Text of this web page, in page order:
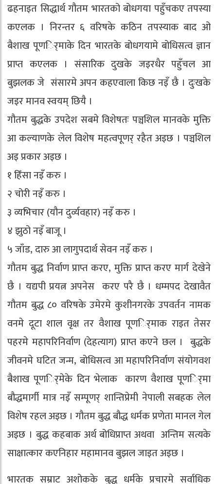
ढहनाइत सिद्धार्थ गौतम भारतको बोधगया पहुँचकए तपस्या
कएलक । निरन्तर ६ वरिषके कठिन तपस्याक बाद ओ
बैशाख पूणर्िमाके दिन भारतके बोधगयामे बोधिसत्व ज्ञान
प्राप्त कएलक । संसारिक दुखके जइरधैर पहुँचल आ
बुझलक जे संसारमे अपन कहएवाला किछ नइँ छै । दुःखके
जइर मानव स्वयम् छियै ।
गौतम बुद्धके उपदेश सबमे विशेषतः पञ्चशिल मानवके मुक्ति
आ कल्याणके लेल विशेष महत्वपूणर् रहैत अइछ । पञ्चशिल
अइ प्रकार अइछ ।
१ हिँसा नइँ करु ।
२ चोरी नइँ करु ।
३ व्यभिचार (यौन दुर्व्यवहार) नइँ करु ।
४ झुठो नइँ बाजू ।
५ जाँड, दारु आ लागुपदार्थ सेवन नइँ करु ।
गौतम बुद्ध निर्वाण प्राप्त करए, मुक्ति प्राप्त करए मार्ग देखेने
छै । यद्यपी प्रयत्न अपनेस करए परै छै । धम्मपद देखावैत
गौतम बुद्ध ८० वरिषके उमेरमे कुशीनगरके उपवर्तन नामक
वनमे दूटा शाल वृक्ष तर वैशाख पूणर्िमाक राइत तेसर
पहरमे महापरिनिर्वाण (देहत्याग) प्राप्त कएने छल । बुद्धके
जीवनमे घटित जन्म, बोधिसत्व आ महापरिनिर्वाण संयोगवश
बैशाख पूणर्िमेके दिन भेलाक कारण वैशाख पूणर्िमा
बौद्धमार्गी मात्र नइँ सम्पूणर् शान्तिप्रेमी नेपाली सबहक लेल
विशेष रहल अइछ । गौतम बुद्ध बौद्ध धर्मक प्रणेता मानल गेल
अइछ । बुद्ध कहबाक अर्थ बोधिप्राप्त अथवा अन्तिम सत्यके
साक्षात्कार कएनिहार महामानव बुझल जाइत अइछ ।
भारतक सम्राट अशोकके बुद्ध धर्मके प्रचारमे सर्वाधिक